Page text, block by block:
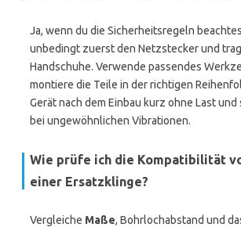
Ja, wenn du die Sicherheitsregeln
unbedingt zuerst den Netzstecker und
Handschuhe. Verwende passendes
montiere die Teile in der richtigen
Gerät nach dem Einbau kurz ohne Last
bei ungewöhnlichen Vibrationen.
Wie prüfe ich die Kompatibilität
einer Ersatzklinge?
Vergleiche Maße, Bohrlochabstand und